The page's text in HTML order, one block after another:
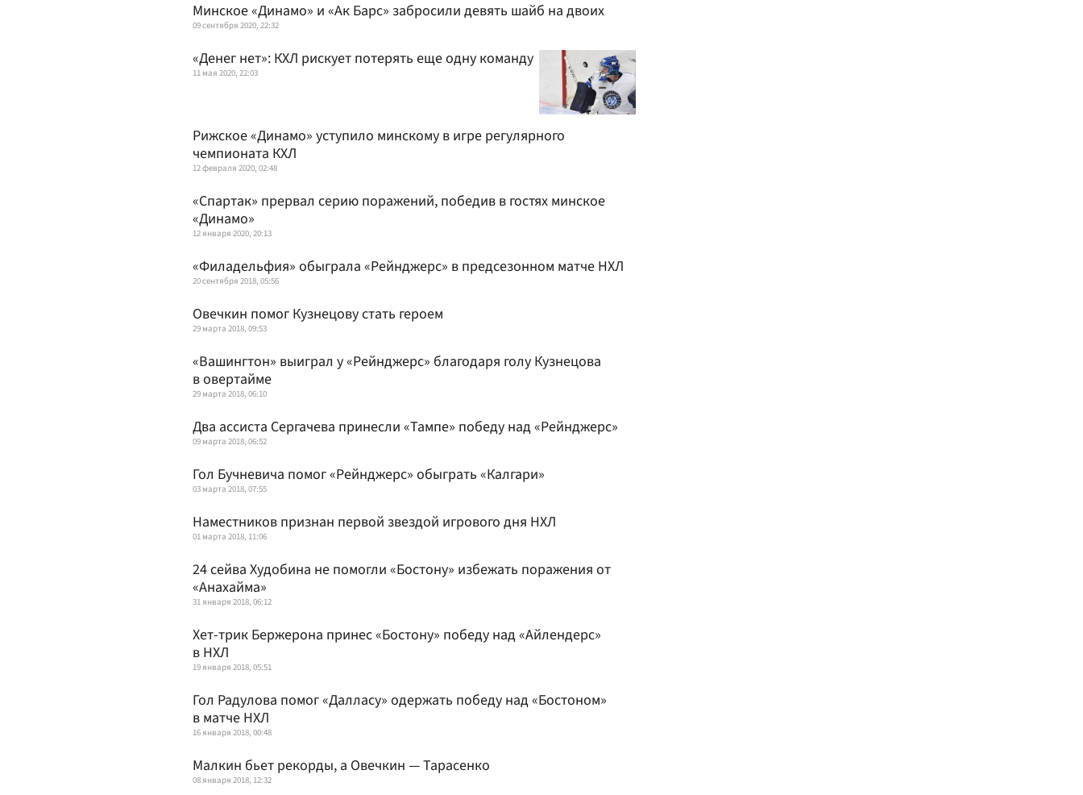
Минское «Динамо» и «Ак Барс» забросили девять шайб на двоих
09 сентября 2020, 22:32
«Денег нет»: КХЛ рискует потерять еще одну команду
11 мая 2020, 22:03
Рижское «Динамо» уступило минскому в игре регулярного
чемпионата КХЛ
12 февраля 2020, 02:48
«Спартак» прервал серию поражений, победив в гостях минское
«Динамо»
12 января 2020, 20:13
«Филадельфия» обыграла «Рейнджерс» в предсезонном матче НХЛ
20 сентября 2018, 05:56
Овечкин помог Кузнецову стать героем
29 марта 2018, 09:53
«Вашингтон» выиграл у «Рейнджерс» благодаря голу Кузнецова
в овертайме
29 марта 2018, 06:10
Два ассиста Сергачева принесли «Тампе» победу над «Рейнджерс»
09 марта 2018, 06:52
Гол Бучневича помог «Рейнджерс» обыграть «Калгари»
03 марта 2018, 07:55
Наместников признан первой звездой игрового дня НХЛ
01 марта 2018, 11:06
24 сейва Худобина не помогли «Бостону» избежать поражения от
«Анахайма»
31 января 2018, 06:12
Хет-трик Бержерона принес «Бостону» победу над «Айлендерс»
в НХЛ
19 января 2018, 05:51
Гол Радулова помог «Далласу» одержать победу над «Бостоном»
в матче НХЛ
16 января 2018, 00:48
Малкин бьет рекорды, а Овечкин — Тарасенко
08 января 2018, 12:32